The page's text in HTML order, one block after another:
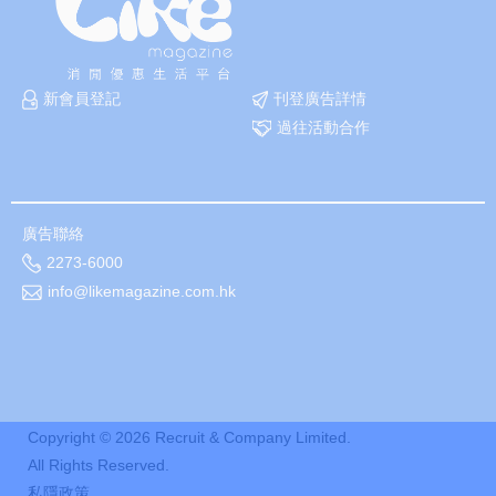
新會員登記
刊登廣告詳情
過往活動合作
廣告聯絡
2273-6000
info@likemagazine.com.hk
Copyright © 2026 Recruit & Company Limited.
All Rights Reserved.